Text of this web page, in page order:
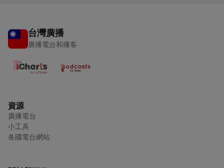
台灣廣播
廣播電台和播客
資源
廣播電台
小工具
各國電台網站